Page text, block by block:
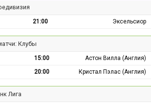
21:00 Эксельсиор
Клубы
15:00
Астон Вилла (Англия)
20:00 Кристал Пэлас (Англия)
Лига